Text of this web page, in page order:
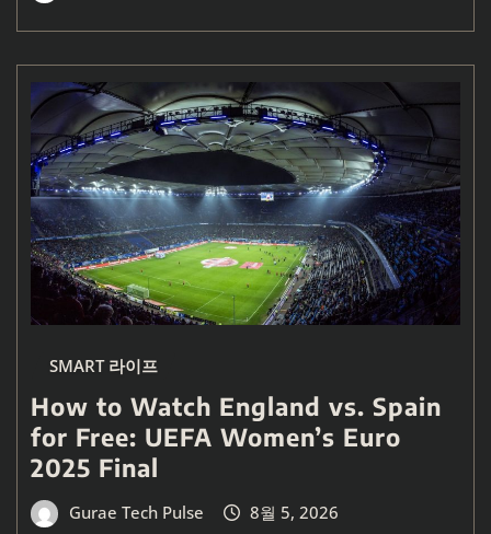
SMART 라이프
How to Watch England vs. Spain
for Free: UEFA Women’s Euro
2025 Final
Gurae Tech Pulse 8월 5, 2026